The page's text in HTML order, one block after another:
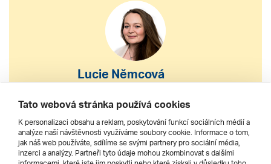
Lucie Němcová
S výběrem nebo nákupem
zájezdu vám pomohu
222 200 610
Tato webová stránka používá cookies
K personalizaci obsahu a reklam, poskytování funkcí sociálních médií a
analýze naší návštěvnosti využíváme soubory cookie. Informace o tom,
jak náš web používáte, sdílíme se svými partnery pro sociální média,
inzerci a analýzy. Partneři tyto údaje mohou zkombinovat s dalšími